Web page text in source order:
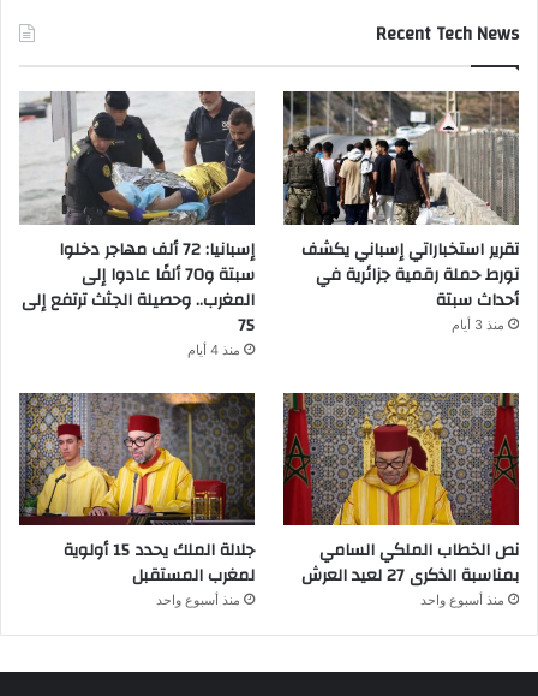
Recent Tech News
تقرير استخباراتي إسباني يكشف
تورط حملة رقمية جزائرية في
أحداث سبتة
منذ 3 أيام
إسبانيا: 72 ألف مهاجر دخلوا
سبتة و70 ألفًا عادوا إلى
المغرب.. وحصيلة الجثث ترتفع إلى
75
منذ 4 أيام
نص الخطاب الملكي السامي
بمناسبة الذكرى 27 لعيد العرش
منذ أسبوع واحد
جلالة الملك يحدد 15 أولوية
لمغرب المستقبل
منذ أسبوع واحد